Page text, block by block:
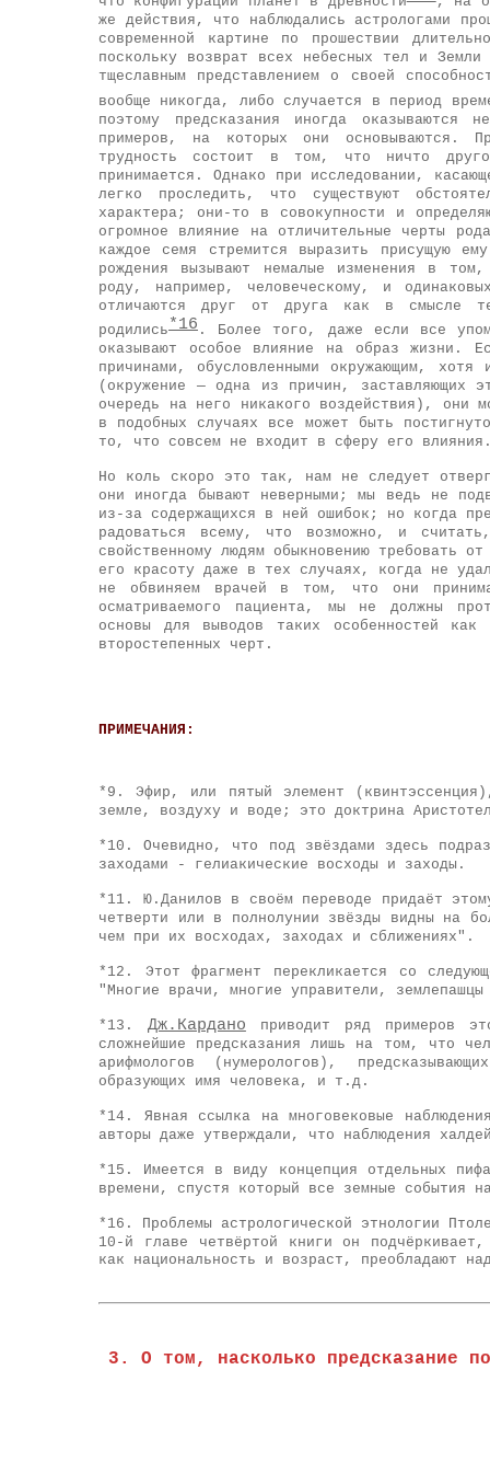
же действия, что наблюдались астрологами
современной картине по прошествии
поскольку возврат всех небесных тел и
тщеславным представлением о своей
вообще никогда, либо случается в период
поэтому предсказания иногда оказываются
примеров, на которых они основываются.
трудность состоит в том, что ничто
принимается. Однако при исследовании,
легко проследить, что существуют
характера; они-то в совокупности и
огромное влияние на отличительные черты
каждое семя стремится выразить присущую
рождения вызывают немалые изменения в
роду, например, человеческому, и
отличаются друг от друга как в смысле
родились *16 . Более того, даже если все
оказывают особое влияние на образ жизни.
причинами, обусловленными окружающим,
(окружение — одна из причин,
очередь на него никакого воздействия), они
в подобных случаях все может быть
то, что совсем не входит в сферу его
Но коль скоро это так, нам не следует
они иногда бывают неверными; мы ведь не
из-за содержащихся в ней ошибок; но когда
радоваться всему, что возможно, и
свойственному людям обыкновению требовать
его красоту даже в тех случаях, когда не
не обвиняем врачей в том, что они
осматриваемого пациента, мы не должны
основы для выводов таких особенностей
второстепенных черт.
ПРИМЕЧАНИЯ:
*9. Эфир, или пятый элемент
земле, воздуху и воде; это доктрина
*10. Очевидно, что под звёздами здесь
заходами - гелиакические восходы и заходы.
* 11. Ю.Данилов в своём переводе придаёт
четверти или в полнолунии звёзды видны на
чем при их восходах, заходах и сближениях".
*12. Этот фрагмент перекликается со
"Многие врачи, многие управители,
*13. Дж.Кардано приводит ряд примеров
сложнейшие предсказания лишь на том, что
арифмологов (нумерологов),
образующих имя человека, и т.д.
*14. Явная ссылка на многовековые
авторы даже утверждали, что наблюдения
*15. Имеется в виду концепция отдельных
времени, спустя который все земные события
*16. Проблемы астрологической этнологии
10-й главе четвёртой книги он
как национальность и возраст, преобладают
3. О том, насколько предсказание